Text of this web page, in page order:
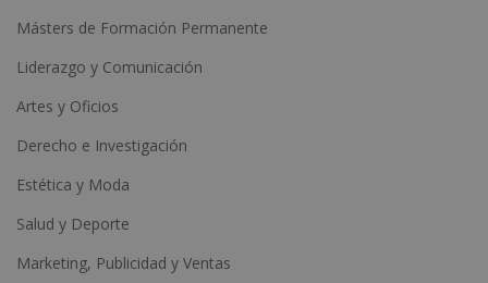
Másters de Formación Permanente
Liderazgo y Comunicación
Artes y Oficios
Derecho e Investigación
Estética y Moda
Salud y Deporte
Marketing, Publicidad y Ventas